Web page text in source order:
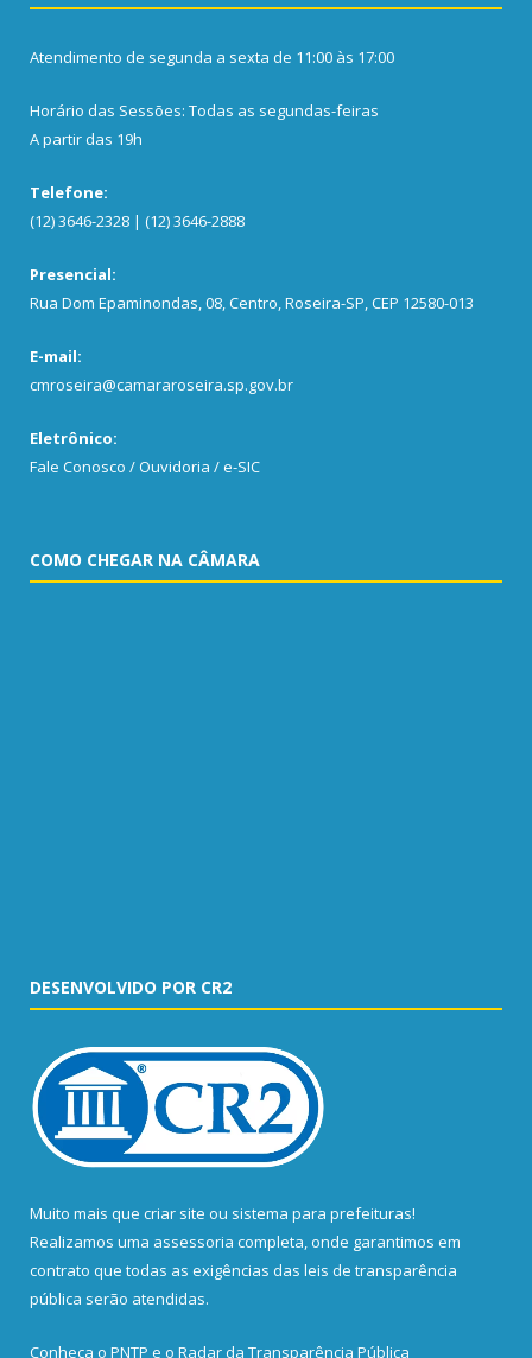
Atendimento de segunda a sexta de 11:00 às 17:00
Horário das Sessões: Todas as segundas-feiras
A partir das 19h
Telefone:
(12) 3646-2328 | (12) 3646-2888
Presencial:
Rua Dom Epaminondas, 08, Centro, Roseira-SP, CEP 12580-013
E-mail:
cmroseira@camararoseira.sp.gov.br
Eletrônico:
Fale Conosco / Ouvidoria / e-SIC
COMO CHEGAR NA CÂMARA
DESENVOLVIDO POR CR2
Muito mais que criar site ou sistema para prefeituras!
Realizamos uma assessoria completa, onde garantimos em
contrato que todas as exigências das leis de transparência
pública serão atendidas.
Conheça o PNTP e o Radar da Transparência Pública